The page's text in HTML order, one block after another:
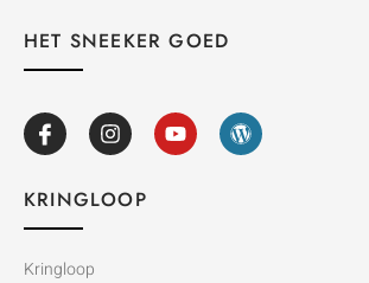
HET SNEEKER GOED
KRINGLOOP
Kringloop